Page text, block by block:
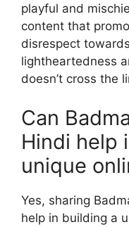
playful and
content that
disrespect
lightheartedness
doesn’t cross the
Can
Hindi help
unique
Yes, sharing
help in building a